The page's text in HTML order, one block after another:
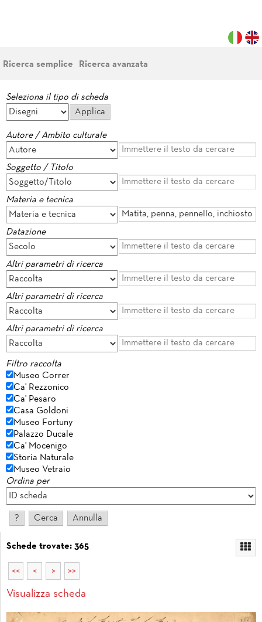
Ricerca semplice Ricerca avanzata
Seleziona il tipo di scheda
Autore / Ambito culturale
Soggetto / Titolo
Materia e tecnica
Datazione
Altri parametri di ricerca
Altri parametri di ricerca
Altri parametri di ricerca
Filtro raccolta
Museo Correr
Ca' Rezzonico
Ca' Pesaro
Casa Goldoni
Museo Fortuny
Palazzo Ducale
Ca' Mocenigo
Storia Naturale
Museo Vetraio
Ordina per
Schede trovate: 365
<< < > >>
Visualizza scheda